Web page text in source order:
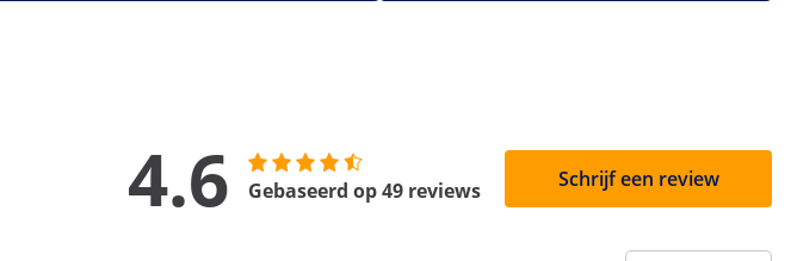
4.6 Gebaseerd op 49 reviews Schrijf een review